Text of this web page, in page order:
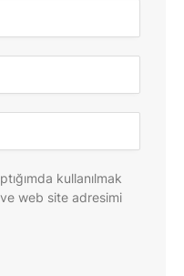
kullanılmak
web site adresimi